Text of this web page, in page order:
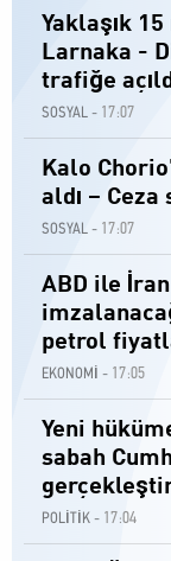
Yaklaşık
Larnaka -
trafiğe
SOSYAL - 17:07
Kalo
aldı –
SOSYAL - 17:07
ABD ile
petrol
EKONOMİ - 17:05
Yeni
sabah
POLİTİK - 17:04